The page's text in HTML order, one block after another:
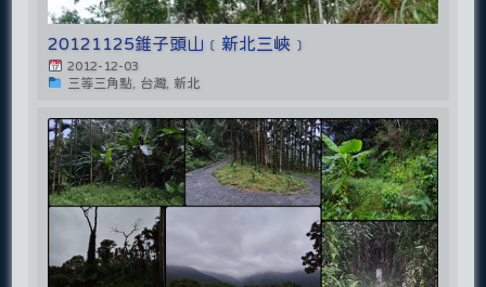
20121125錐子頭山﹝新北三峽﹞
2012-12-03
三等三角點, 台灣, 新北